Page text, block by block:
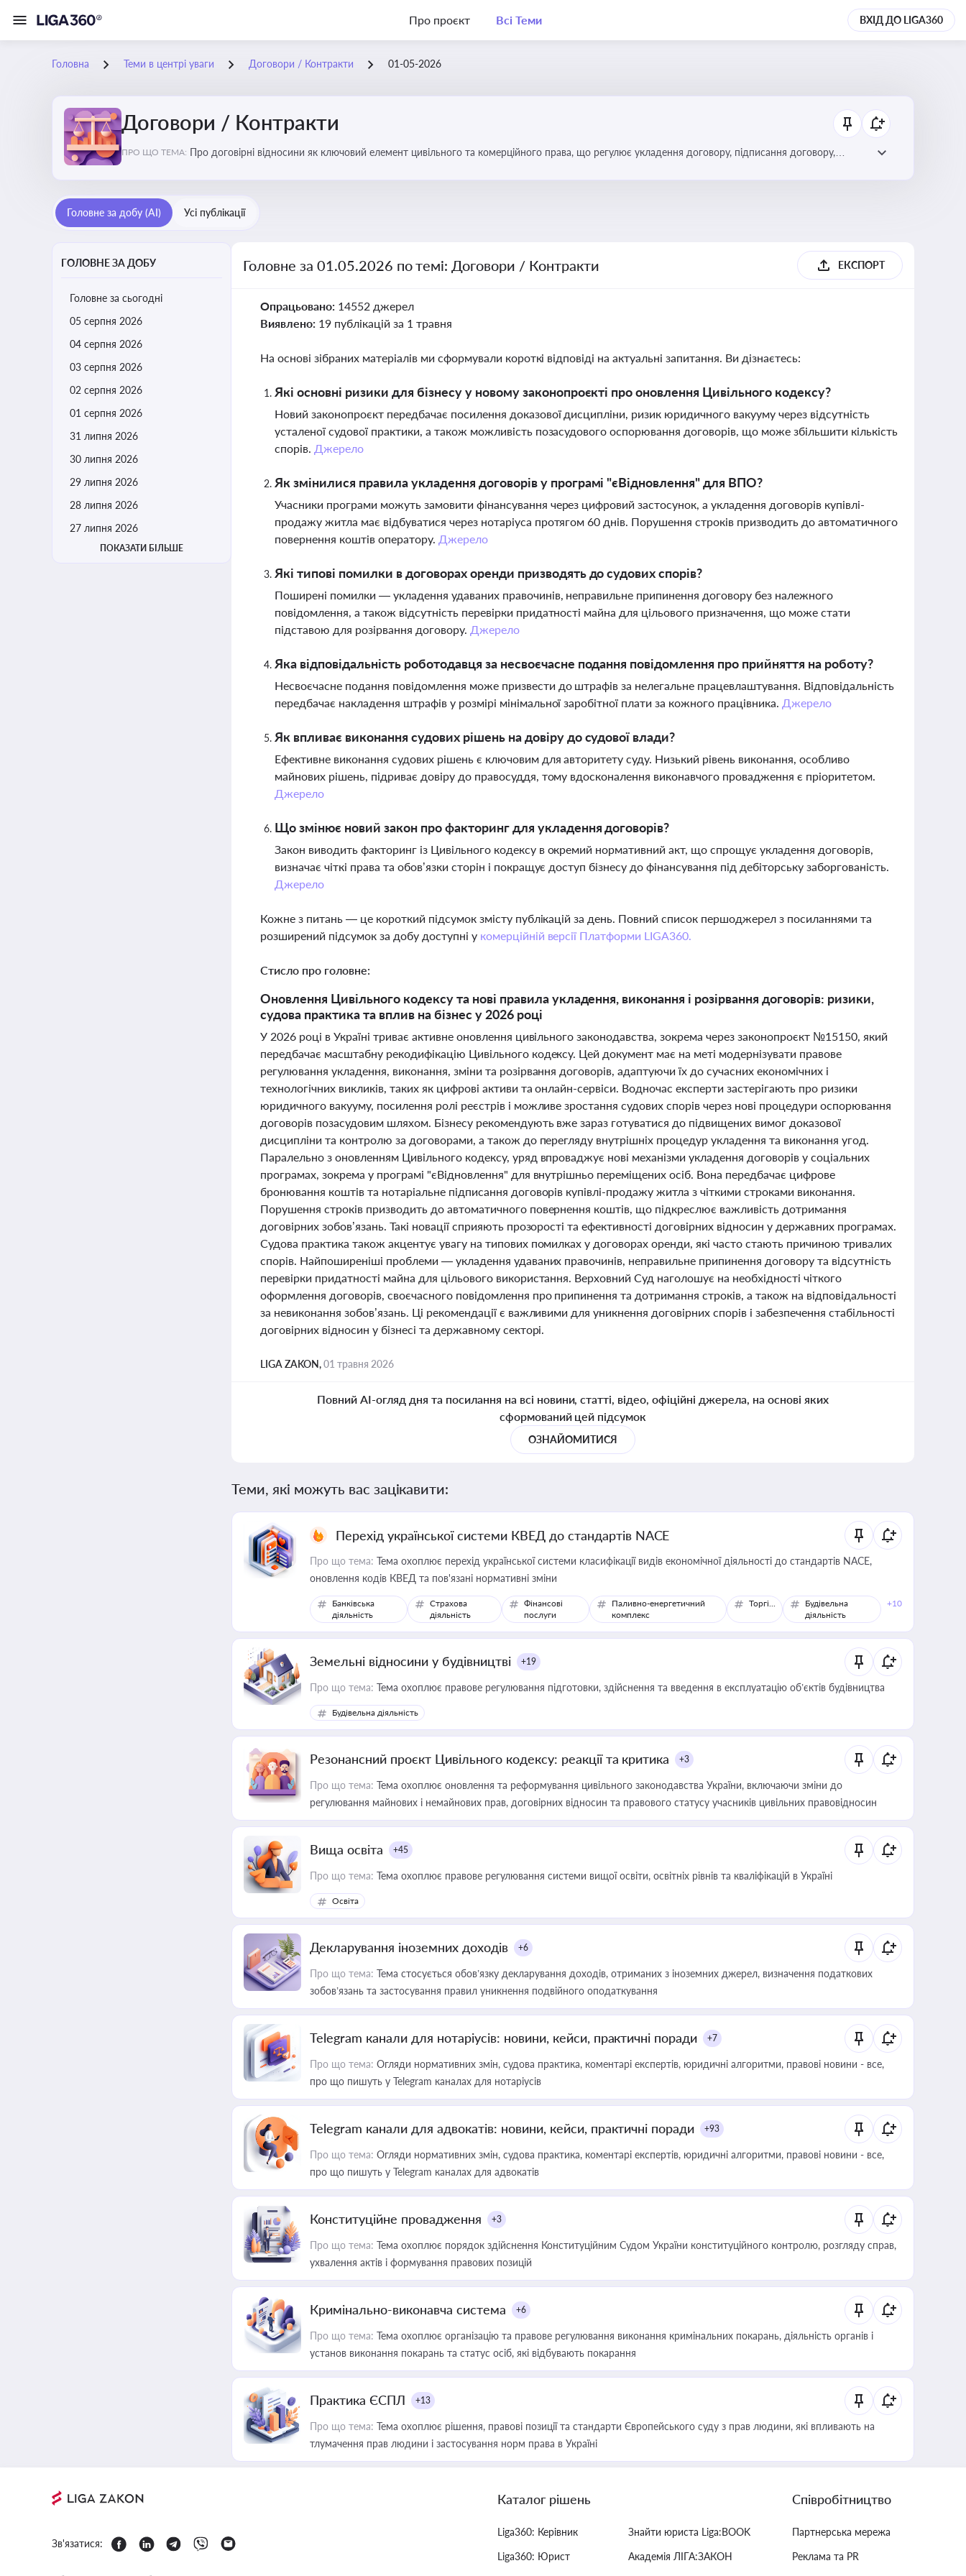
Про проєкт Всі Теми ВХІД ДО LIGA360
Головна Теми в центрі уваги Договори / Контракти 01-05-2026
Договори / Контракти
ПРО ЩО ТЕМА: Про договірні відносини як ключовий елемент цивільного та комерційного права, що регулює укладення договору, підписання договору,
Головне за добу (AI) Усі публікації
ГОЛОВНЕ ЗА ДОБУ
Головне за сьогодні
05 серпня 2026
04 серпня 2026
03 серпня 2026
02 серпня 2026
01 серпня 2026
31 липня 2026
30 липня 2026
29 липня 2026
28 липня 2026
27 липня 2026
ПОКАЗАТИ БІЛЬШЕ
Головне за 01.05.2026 по темі: Договори / Контракти ЕКСПОРТ
Опрацьовано: 14552 джерел
Виявлено: 19 публікацій за 1 травня
На основі зібраних матеріалів ми сформували короткі відповіді на актуальні запитання. Ви дізнаєтесь:
Які основні ризики для бізнесу у новому законопроєкті про оновлення Цивільного кодексу?
Новий законопроєкт передбачає посилення доказової дисципліни, ризик юридичного вакууму через відсутність
усталеної судової практики, а також можливість позасудового оспорювання договорів, що може збільшити кількість
спорів. Джерело
Як змінилися правила укладення договорів у програмі "єВідновлення" для ВПО?
Учасники програми можуть замовити фінансування через цифровий застосунок, а укладення договорів купівлі-
продажу житла має відбуватися через нотаріуса протягом 60 днів. Порушення строків призводить до автоматичного
повернення коштів оператору. Джерело
Які типові помилки в договорах оренди призводять до судових спорів?
Поширені помилки — укладення удаваних правочинів, неправильне припинення договору без належного
повідомлення, а також відсутність перевірки придатності майна для цільового призначення, що може стати
підставою для розірвання договору. Джерело
Яка відповідальність роботодавця за несвоєчасне подання повідомлення про прийняття на роботу?
Несвоєчасне подання повідомлення може призвести до штрафів за нелегальне працевлаштування. Відповідальність
передбачає накладення штрафів у розмірі мінімальної заробітної плати за кожного працівника. Джерело
Як впливає виконання судових рішень на довіру до судової влади?
Ефективне виконання судових рішень є ключовим для авторитету суду. Низький рівень виконання, особливо
майнових рішень, підриває довіру до правосуддя, тому вдосконалення виконавчого провадження є пріоритетом.
Джерело
Що змінює новий закон про факторинг для укладення договорів?
Закон виводить факторинг із Цивільного кодексу в окремий нормативний акт, що спрощує укладення договорів,
визначає чіткі права та обов’язки сторін і покращує доступ бізнесу до фінансування під дебіторську заборгованість.
Джерело
Кожне з питань — це короткий підсумок змісту публікацій за день. Повний список першоджерел з посиланнями та
розширений підсумок за добу доступні у комерційній версії Платформи LIGA360.
Стисло про головне:
Оновлення Цивільного кодексу та нові правила укладення, виконання і розірвання договорів: ризики,
судова практика та вплив на бізнес у 2026 році
У 2026 році в Україні триває активне оновлення цивільного законодавства, зокрема через законопроєкт №15150, який
передбачає масштабну рекодифікацію Цивільного кодексу. Цей документ має на меті модернізувати правове
регулювання укладення, виконання, зміни та розірвання договорів, адаптуючи їх до сучасних економічних і
технологічних викликів, таких як цифрові активи та онлайн-сервіси. Водночас експерти застерігають про ризики
юридичного вакууму, посилення ролі реєстрів і можливе зростання судових спорів через нові процедури оспорювання
договорів позасудовим шляхом. Бізнесу рекомендують вже зараз готуватися до підвищених вимог доказової
дисципліни та контролю за договорами, а також до перегляду внутрішніх процедур укладення та виконання угод.
Паралельно з оновленням Цивільного кодексу, уряд впроваджує нові механізми укладення договорів у соціальних
програмах, зокрема у програмі "єВідновлення" для внутрішньо переміщених осіб. Вона передбачає цифрове
бронювання коштів та нотаріальне підписання договорів купівлі-продажу житла з чіткими строками виконання.
Порушення строків призводить до автоматичного повернення коштів, що підкреслює важливість дотримання
договірних зобов’язань. Такі новації сприяють прозорості та ефективності договірних відносин у державних програмах.
Судова практика також акцентує увагу на типових помилках у договорах оренди, які часто стають причиною тривалих
спорів. Найпоширеніші проблеми — укладення удаваних правочинів, неправильне припинення договору та відсутність
перевірки придатності майна для цільового використання. Верховний Суд наголошує на необхідності чіткого
оформлення договорів, своєчасного повідомлення про припинення та дотримання строків, а також на відповідальності
за невиконання зобов’язань. Ці рекомендації є важливими для уникнення договірних спорів і забезпечення стабільності
договірних відносин у бізнесі та державному секторі.
LIGA ZAKON,01 травня 2026
Повний AI-огляд дня та посилання на всі новини, статті, відео, офіційні джерела, на основі яких
сформований цей підсумок
ОЗНАЙОМИТИСЯ
Теми, які можуть вас зацікавити:
Перехід української системи КВЕД до стандартів NACE
Про що тема: Тема охоплює перехід української системи класифікації видів економічної діяльності до стандартів NACE,
оновлення кодів КВЕД та пов'язані нормативні зміни
Банківська
діяльність
Страхова
діяльність
Фінансові
послуги
Паливно-енергетичний
комплекс
Торгівля
Будівельна
діяльність
+10
Земельні відносини у будівництві +19
Про що тема: Тема охоплює правове регулювання підготовки, здійснення та введення в експлуатацію об’єктів будівництва
Будівельна діяльність
Резонансний проєкт Цивільного кодексу: реакції та критика +3
Про що тема: Тема охоплює оновлення та реформування цивільного законодавства України, включаючи зміни до
регулювання майнових і немайнових прав, договірних відносин та правового статусу учасників цивільних правовідносин
Вища освіта +45
Про що тема: Тема охоплює правове регулювання системи вищої освіти, освітніх рівнів та кваліфікацій в Україні
Освіта
Декларування іноземних доходів +6
Про що тема: Тема стосується обов’язку декларування доходів, отриманих з іноземних джерел, визначення податкових
зобов’язань та застосування правил уникнення подвійного оподаткування
Telegram канали для нотаріусів: новини, кейси, практичні поради +7
Про що тема: Огляди нормативних змін, судова практика, коментарі експертів, юридичні алгоритми, правові новини - все,
про що пишуть у Telegram каналах для нотаріусів
Telegram канали для адвокатів: новини, кейси, практичні поради +93
Про що тема: Огляди нормативних змін, судова практика, коментарі експертів, юридичні алгоритми, правові новини - все,
про що пишуть у Telegram каналах для адвокатів
Конституційне провадження +3
Про що тема: Тема охоплює порядок здійснення Конституційним Судом України конституційного контролю, розгляду справ,
ухвалення актів і формування правових позицій
Кримінально-виконавча система +6
Про що тема: Тема охоплює організацію та правове регулювання виконання кримінальних покарань, діяльність органів і
установ виконання покарань та статус осіб, які відбувають покарання
Практика ЄСПЛ +13
Про що тема: Тема охоплює рішення, правові позиції та стандарти Європейського суду з прав людини, які впливають на
тлумачення прав людини і застосування норм права в Україні
Зв'язатися:
Каталог рішень
Liga360: Керівник
Liga360: Юрист
Знайти юриста Liga:BOOK
Академія ЛІГА:ЗАКОН
Співробітництво
Партнерська мережа
Реклама та PR